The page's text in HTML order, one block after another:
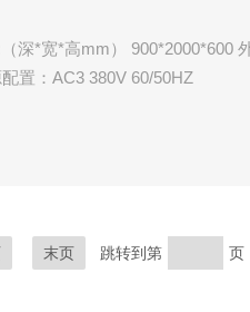
深*宽*高mm） 900*2000*600
置：AC3 380V 60/50HZ
末页 跳转到第 页